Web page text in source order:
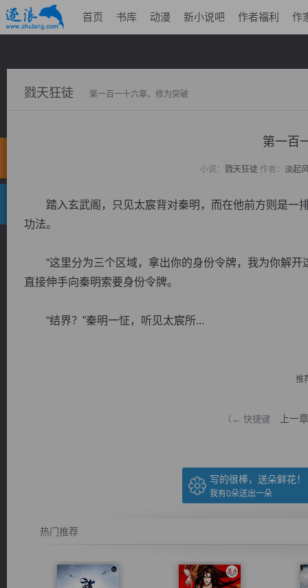
首页 书库 动漫 新小说吧 作者福利 作
戮天狂徒 第一百一十六章、修为突破
第一百
小说： 戮天狂徒作者： 淡起
踏入玄武阁，只见太宸背对秦明，而在他前方则是一
功法。
“这里分为三个区域，拿出你的身份令牌，我为你解开
直接伸手向秦明索要身份令牌。
“结界？”秦明一怔，听见太宸所...
推
（← 快捷键 上一章
写的很棒，送朵鲜花！
我有0朵送出一朵
热门推荐